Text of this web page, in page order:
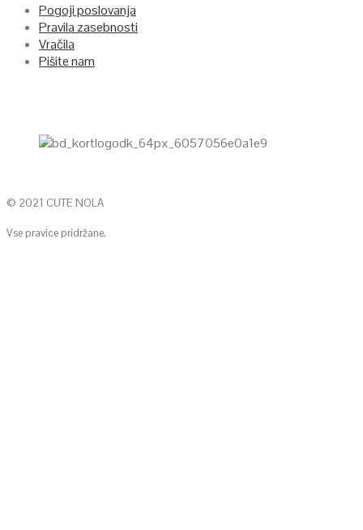
Pogoji poslovanja
Pravila zasebnosti
Vračila
Pišite nam
© 2021 CUTE NOLA
Vse pravice pridržane.